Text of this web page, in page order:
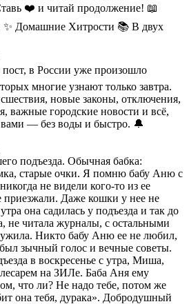
❤️ и читай продолжение! 📖
Домашние Хитрости 📚 В двух
в России уже произошло
многие узнают только завтра.
новые законы, отключения,
важные городские новости и всё,
вами — без воды и быстро. 🔔
подъезда. Обычная бабка:
старые очки. Я помню бабу Аню с
не видели кого-то из ее
приезжали. Даже кошки у нее не
она садилась у подъезда и так до
не читала журналы, с остальными
Никто бабу Аню ее не любил,
зычный голос и вечные советы.
в воскресенье с утра, Миша,
на ЗИЛе. Баба Аня ему
что ли? Не надо тебе, потом же
она тебя, дурaка». Добродушный